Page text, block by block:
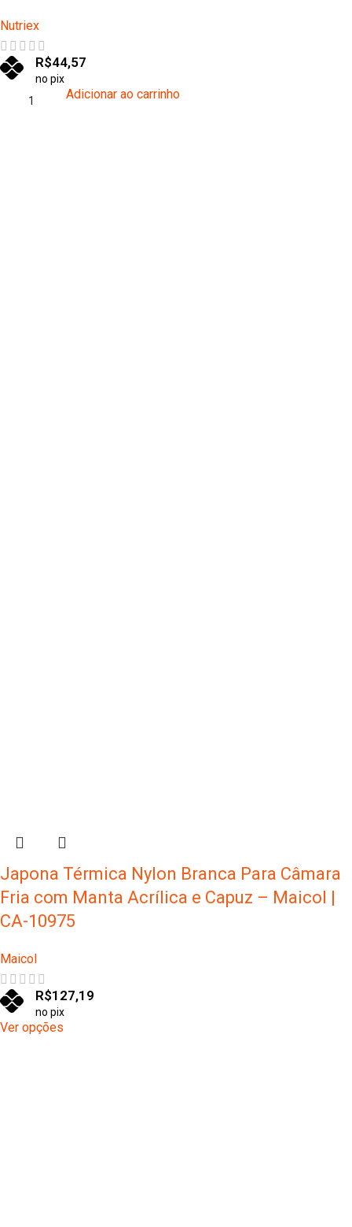
Nutriex
R$44,57
no pix
Adicionar ao carrinho
Japona Térmica Nylon Branca Para Câmara
Fria com Manta Acrílica e Capuz – Maicol |
CA-10975
Maicol
R$127,19
no pix
Ver opções